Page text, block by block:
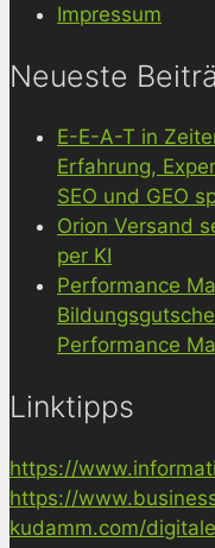
Impressum
Neueste
E-E-A-T in
Erfahrung,
SEO und GEO
Orion Versand
per KI
Performance
Performance
Linktipps
https://
https://
kudamm.com/